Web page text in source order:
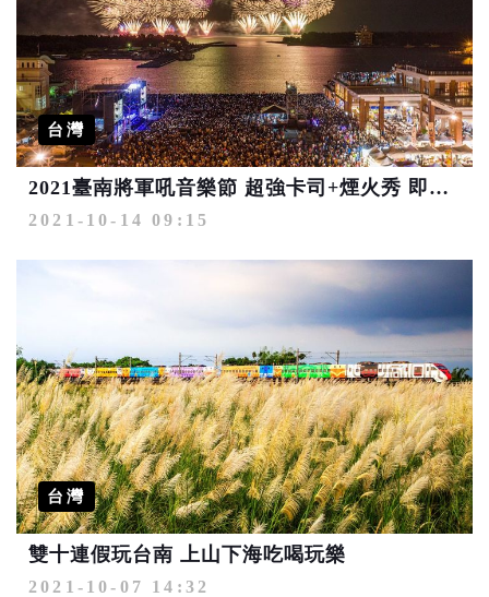
台灣
2021臺南將軍吼音樂節 超強卡司+煙火秀 即將登場
2021-10-14 09:15
台灣
雙十連假玩台南 上山下海吃喝玩樂
2021-10-07 14:32